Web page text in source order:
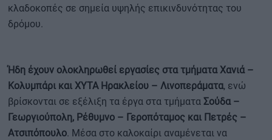
κλαδοκοπές σε σημεία υψηλής επικινδυνότητας του
δρόμου.
Ήδη έχουν ολοκληρωθεί εργασίες στα τμήματα Χανιά –
Κολυμπάρι και ΧΥΤΑ Ηρακλείου – Λινοπεράματα, ενώ
βρίσκονται σε εξέλιξη τα έργα στα τμήματα Σούδα –
Γεωργιούπολη, Ρέθυμνο – Γεροπόταμος και Πετρές –
Ατσιπόπουλο. Μέσα στο καλοκαίρι αναμένεται να